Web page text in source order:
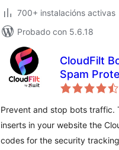
700+ instalacións activas
Probado con 5.6.18
CloudFilt
Spam
Prevent and stop bots traffic.
inserts in your website the
codes for the security